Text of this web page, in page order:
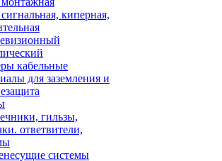
киперная,
кабельные
для заземления и
гильзы,
ответвители,
системы